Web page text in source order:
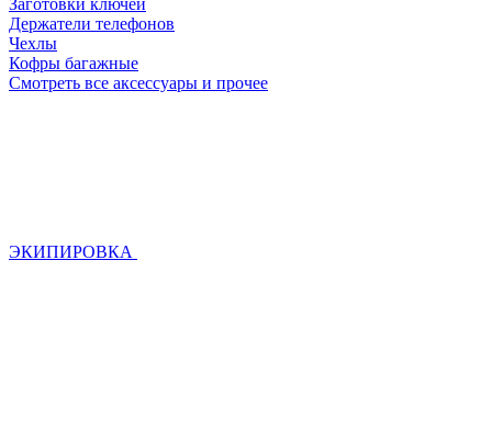
Заготовки ключей
Держатели телефонов
Чехлы
Кофры багажные
Смотреть все аксессуары и прочее
ЭКИПИРОВКА